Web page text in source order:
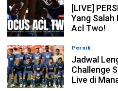
[LIVE]
Yang Salah
Acl Two!
Persib
Jadwal
Challenge
Live di